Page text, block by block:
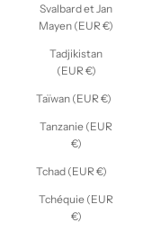
Svalbard et Jan
Mayen (EUR €)
Tadjikistan
(EUR €)
Taïwan (EUR €)
Tanzanie (EUR
€)
Tchad (EUR €)
Tchéquie (EUR
€)